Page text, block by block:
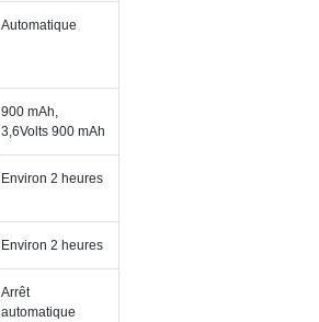
Automatique
900 mAh,
3,6Volts 900 mAh
Environ 2 heures
Environ 2 heures
Arrêt
automatique